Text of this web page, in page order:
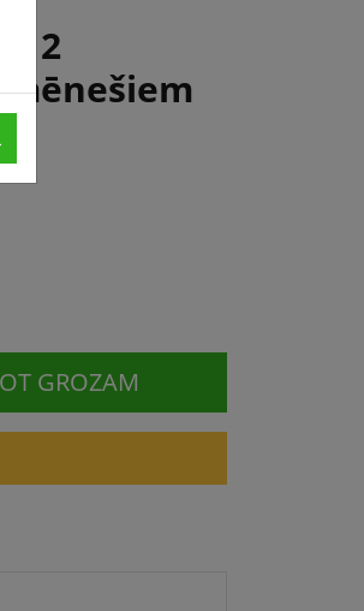
2
GROZAM
Statstik & Marketing